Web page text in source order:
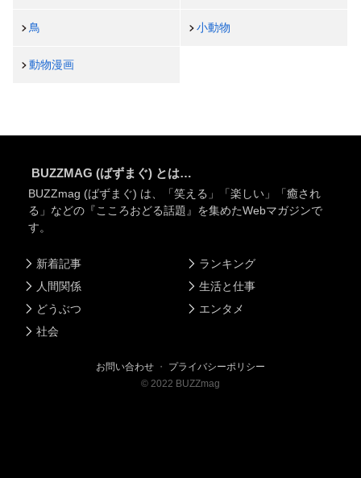
鳥 小動物
動物漫画
BUZZMAG (ばずまぐ) とは…
BUZZmag (ばずまぐ) は、「笑える」「楽しい」「癒され
る」などの『こころおどる話題』を集めたWebマガジンで
す。
新着記事
人間関係
どうぶつ
社会
ランキング
生活と仕事
エンタメ
お問い合わせ ・ プライバシーポリシー
© 2022 BUZZmag